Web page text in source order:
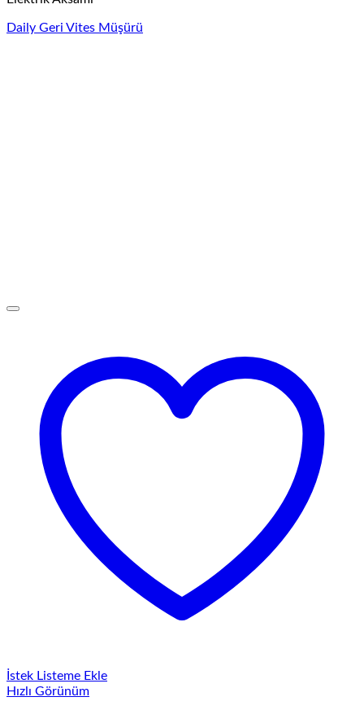
Daily Geri Vites Müşürü
İstek Listeme Ekle
Hızlı Görünüm